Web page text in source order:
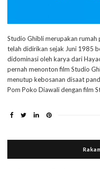
Studio Ghibli merupakan rumah
telah didirikan sejak Juni 1985
didominasi oleh karya dari
pernah menonton film Studio
menutup kebosanan disaat
Pom Poko Diawali dengan film